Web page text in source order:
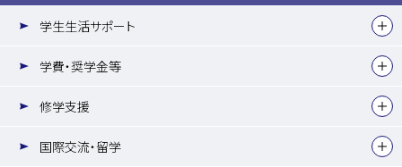
学生生活サポート
学費・奨学金等
修学支援
国際交流・留学